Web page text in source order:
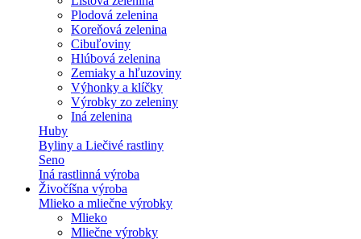
Plodová zelenina
Koreňová zelenina
Cibuľoviny
Hlúbová zelenina
Zemiaky a hľuzoviny
Výhonky a klíčky
Výrobky zo zeleniny
Iná zelenina
Huby
Byliny a Liečivé rastliny
Seno
Iná rastlinná výroba
Živočíšna výroba
Mlieko a mliečne výrobky
Mlieko
Mliečne výrobky